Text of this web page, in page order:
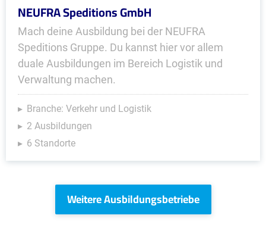
NEUFRA Speditions GmbH
Mach deine Ausbildung bei der NEUFRA
Speditions Gruppe. Du kannst hier vor allem
duale Ausbildungen im Bereich Logistik und
Verwaltung machen.
Branche: Verkehr und Logistik
2 Ausbildungen
6 Standorte
Weitere Ausbildungsbetriebe